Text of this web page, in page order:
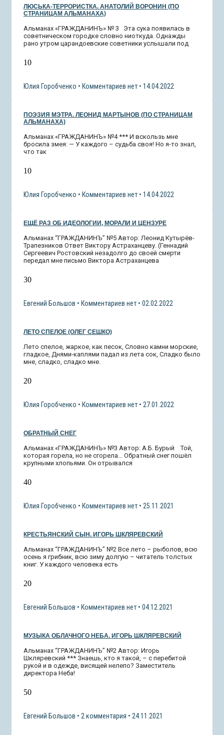
ЛЮСЬКА-ТЕРРОРИСТКА. АНАТОЛИЙ ВОРОНИН (ПО
СТРАНИЦАМ АЛЬМАНАХА)
Альманах «ГРАЖДАНИНЪ» № 3 Эта сука появилась в
советническом городке словно ниоткуда. Однажды
рано утром царандоевские советники услышали под
10
Юлия Горобченко Комментариев нет 14.04.2022
ПОЭЗИЯ МЭТРА. ЛЕОНИД МАРТЫНОВ (ПО СТРАНИЦАМ
АЛЬМАНАХА)
Альманах «ГРАЖДАНИНЪ» №4 *** И вскользь мне
бросила змея: — У каждого – судьба своя! Но я-то знал,
что так
10
Юлия Горобченко Комментариев нет 14.04.2022
ЕЩЁ РАЗ ОБ ИДЕОЛОГИИ, МОРАЛИ И ЦЕНЗУРЕ
Альманах “ГРАЖДАНИНЪ” №5 Автор: Леонид Кутырёв-
Трапезников Ответ Виктору Астраханцеву. (Геннадий
Сергеевич Ростовский незадолго до своей смерти
передал мне письмо Виктора Астраханцева
30
Евгений Большов Комментариев нет 02.02.2022
ЛЕТО СПЕЛОЕ (ОЛЕГ СЕШКО)
Лето спелое, жаркое, как песок, Словно камни морские,
гладкое, Днями-каплями падал из лета сок, Сладко было
мне, сладко, сладко мне.
20
Юлия Горобченко Комментариев нет 27.01.2022
ОБРАТНЫЙ СНЕГ
Альманах «ГРАЖДАНИНЪ» №3 Автор: А.Б. Бурый Той,
которая горела, но не сгорела… Обратный снег пошёл
крупными хлопьями. Он отрывался
40
Юлия Горобченко Комментариев нет 25.11.2021
КРЕСТЬЯНСКИЙ СЫН. ИГОРЬ ШКЛЯРЕВСКИЙ
Альманах “ГРАЖДАНИНЪ” №2 Все лето – рыболов, всю
осень я грибник, всю зиму долгую – читатель толстых
книг. У каждого человека есть
20
Евгений Большов Комментариев нет 04.12.2021
МУЗЫКА ОБЛАЧНОГО НЕБА. ИГОРЬ ШКЛЯРЕВСКИЙ
Альманах “ГРАЖДАНИНЪ” №2 Автор: Игорь
Шкляревский *** Знаешь, кто я такой, – с перебитой
рукой и в одежде, висящей нелепо? Заместитель
директора Неба!
50
Евгений Большов 2 комментария 24.11.2021